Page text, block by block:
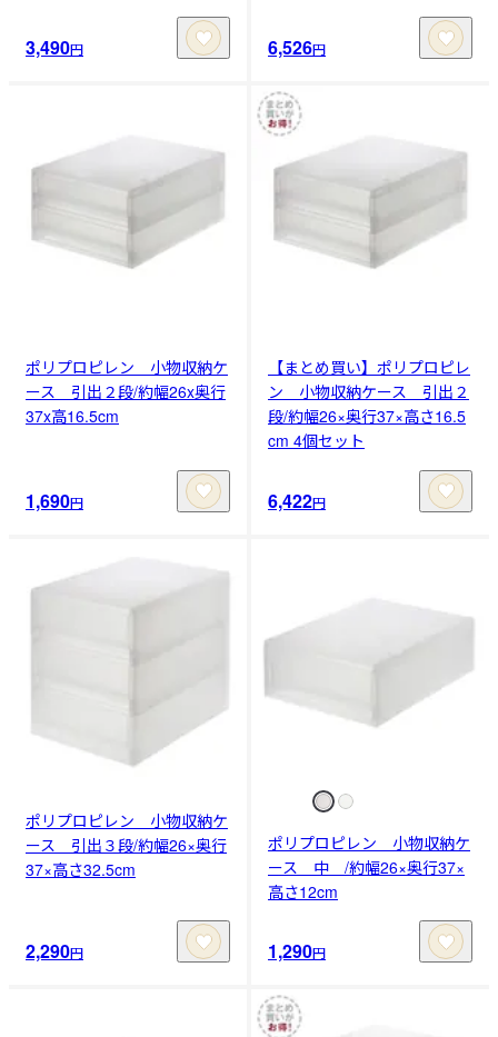
3,490円 6,526円
ポリプロピレン 小物収納ケ
ース 引出２段/約幅26x奥行
37x高16.5cm
1,690円
【まとめ買い】ポリプロピレ
ン 小物収納ケース 引出２
段/約幅26×奥行37×高さ16.5
cm 4個セット
6,422円
ポリプロピレン 小物収納ケ
ース 引出３段/約幅26×奥行
37×高さ32.5cm
2,290円
ポリプロピレン 小物収納ケ
ース 中 /約幅26×奥行37×
高さ12cm
1,290円